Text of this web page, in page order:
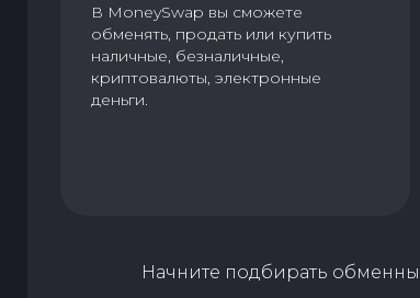
В MoneySwap вы сможете
обменять, продать или купить
наличные, безналичные,
криптовалюты, электронные
деньги.
Начните подбирать